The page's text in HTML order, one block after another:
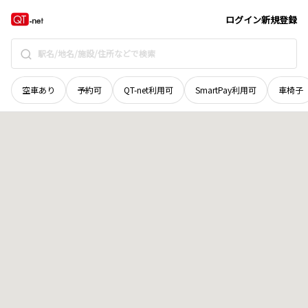
ログイン新規登録
空車あり 予約可 QT-net利用可 SmartPay利用可 車椅子
滋賀県